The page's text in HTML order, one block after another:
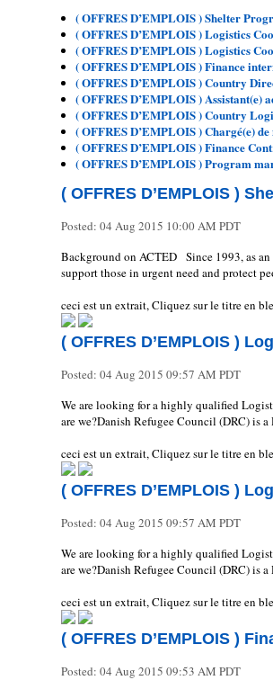
( OFFRES D’EMPLOIS ) Shelter
( OFFRES D’EMPLOIS ) Logistics
( OFFRES D’EMPLOIS ) Logistics
( OFFRES D’EMPLOIS ) Finance
( OFFRES D’EMPLOIS ) Country
( OFFRES D’EMPLOIS ) Assistant(e)
( OFFRES D’EMPLOIS ) Country
( OFFRES D’EMPLOIS ) Chargé(e)
( OFFRES D’EMPLOIS ) Finance
( OFFRES D’EMPLOIS ) Program
( OFFRES D’EMPLOIS )
Posted: 04 Aug 2015 10:00 AM PDT
Background on ACTED Since 1993, as
support those in urgent need and protect
ceci est un extrait, Cliquez sur le titre en
( OFFRES D’EMPLOIS )
Posted: 04 Aug 2015 09:57 AM PDT
We are looking for a highly qualified
are we?Danish Refugee Council (DRC) is a
ceci est un extrait, Cliquez sur le titre en
( OFFRES D’EMPLOIS )
Posted: 04 Aug 2015 09:57 AM PDT
We are looking for a highly qualified
are we?Danish Refugee Council (DRC) is a
ceci est un extrait, Cliquez sur le titre en
( OFFRES D’EMPLOIS )
Posted: 04 Aug 2015 09:53 AM PDT